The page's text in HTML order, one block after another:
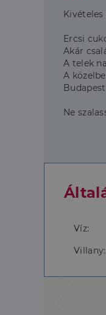
Ercsi
Akár
A telek
A
Ne
Víz:
Villany: